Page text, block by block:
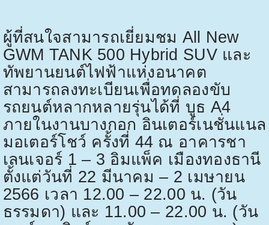
ผู้ที่สนใจสามารถเยี่ยมชม All New
GWM TANK 500 Hybrid SUV และ
ทัพยานยนต์ไฟฟ้าแห่งอนาคต
สามารถลงทะเบียนเพื่อทดลองขับ
รถยนต์หลากหลายรุ่นได้ที่ บูธ A4
ภายในงานบางกอก อินเตอร์เนชั่นแนล
มอเตอร์โชว์ ครั้งที่ 44 ณ อาคารชา
เลนเจอร์ 1 – 3 อิมแพ็ค เมืองทองธานี
ตั้งแต่วันที่ 22 มีนาคม – 2 เมษายน
2566 เวลา 12.00 – 22.00 น. (วัน
ธรรมดา) และ 11.00 – 22.00 น. (วัน